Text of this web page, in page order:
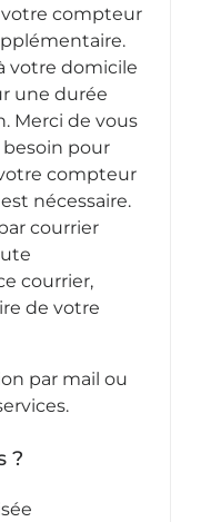
compteur
votre domicile
une durée
Merci de vous
pour
compteur
nécessaire.
courrier
courrier,
de votre
par mail ou
?